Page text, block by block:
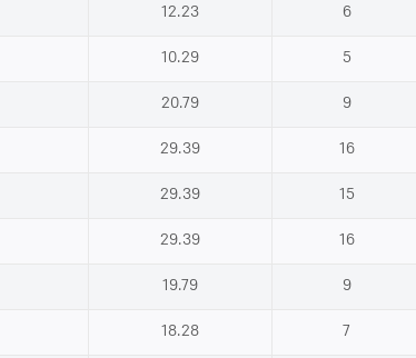
12.23 6
10.29 5
20.79 9
29.39 16
29.39 15
29.39 16
19.79 9
18.28 7